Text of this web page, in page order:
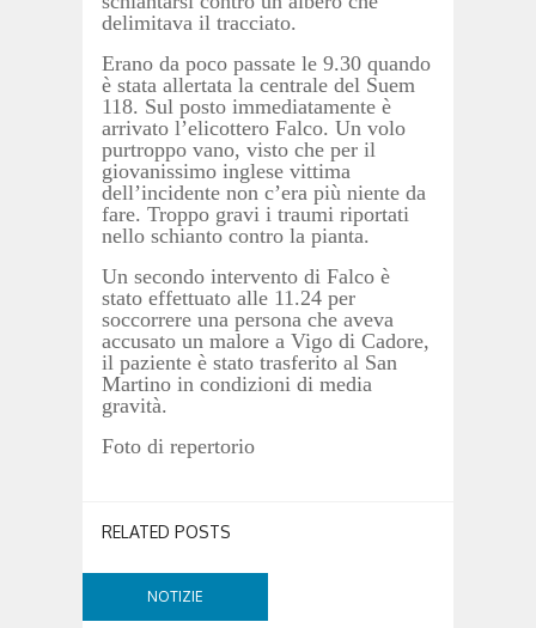
delimitava il tracciato.
Erano da poco passate le 9.30 quando
è stata allertata la centrale del Suem
118. Sul posto immediatamente è
arrivato l’elicottero Falco. Un volo
purtroppo vano, visto che per il
giovanissimo inglese vittima
dell’incidente non c’era più niente da
fare. Troppo gravi i traumi riportati
nello schianto contro la pianta.
Un secondo intervento di Falco è
stato effettuato alle 11.24 per
soccorrere una persona che aveva
accusato un malore a Vigo di Cadore,
il paziente è stato trasferito al San
Martino in condizioni di media
gravità.
Foto di repertorio
RELATED POSTS
NOTIZIE